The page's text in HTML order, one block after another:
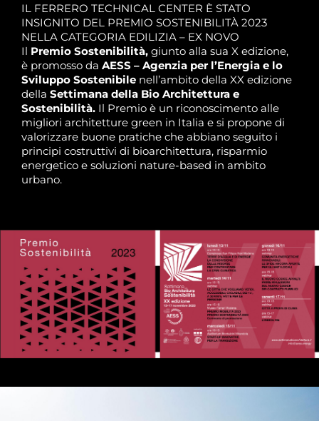
IL FERRERO TECHNICAL CENTER È STATO
INSIGNITO DEL PREMIO SOSTENIBILITÀ 2023
NELLA CATEGORIA EDILIZIA – EX NOVO
Il Premio Sostenibilità, giunto alla sua X edizione,
è promosso da AESS – Agenzia per l’Energia e lo
Sviluppo Sostenibile nell’ambito della XX edizione
della Settimana della Bio Architettura e
Sostenibilità. Il Premio è un riconoscimento alle
migliori architetture green in Italia e si propone di
valorizzare buone pratiche che abbiano seguito i
principi costruttivi di bioarchitettura, risparmio
energetico e soluzioni nature-based in ambito
urbano.